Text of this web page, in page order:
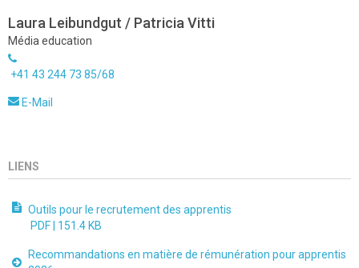
Laura Leibundgut / Patricia Vitti
Média education
+41 43 244 73 85/68
E-Mail
LIENS
Outils pour le recrutement des apprentis
PDF | 151.4 KB
Recommandations en matière de rémunération pour apprentis